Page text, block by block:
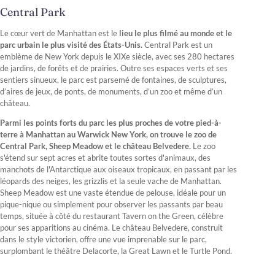
Central Park
Le cœur vert de Manhattan est le lieu le plus filmé au monde et le
parc urbain le plus visité des États-Unis.Central Park est un
emblème de New York depuis le XIXe siècle, avec ses 280 hectares
de jardins, de forêts et de prairies. Outre ses espaces verts et ses
sentiers sinueux, le parc est parsemé de fontaines, de sculptures,
d’aires de jeux, de ponts, de monuments, d’un zoo et même d’un
château.
Parmi les points forts du parc les plus proches de votre pied-à-
terre à Manhattan au Warwick New York, on trouve le zoo de
Central Park, Sheep Meadow et le château Belvedere. Le zoo
s'étend sur sept acres et abrite toutes sortes d'animaux, des
manchots de l'Antarctique aux oiseaux tropicaux, en passant par les
léopards des neiges, les grizzlis et la seule vache de Manhattan.
Sheep Meadow est une vaste étendue de pelouse, idéale pour un
pique-nique ou simplement pour observer les passants par beau
temps, située à côté du restaurant Tavern on the Green, célèbre
pour ses apparitions au cinéma. Le château Belvedere, construit
dans le style victorien, offre une vue imprenable sur le parc,
surplombant le théâtre Delacorte, la Great Lawn et le Turtle Pond.